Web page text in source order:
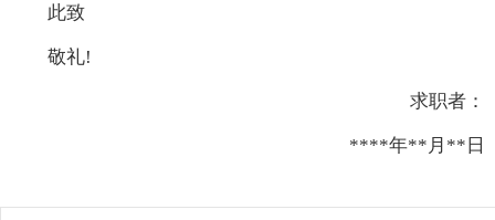
此致
敬礼!
求职者：
****年**月**日